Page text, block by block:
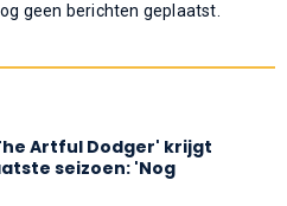
geen berichten geplaatst.
Artful Dodger' krijgt
seizoen: 'Nog